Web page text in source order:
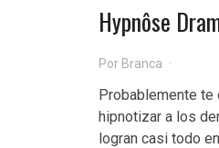
Hypnôse
Por Branca
Probablemente te
hipnotizar a los
logran casi todo